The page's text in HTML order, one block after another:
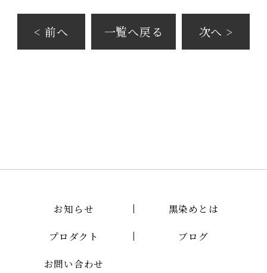
< 前へ 一覧へ戻る 次へ >
お知らせ 黒染めとは
プロダクト ブログ
お問い合わせ